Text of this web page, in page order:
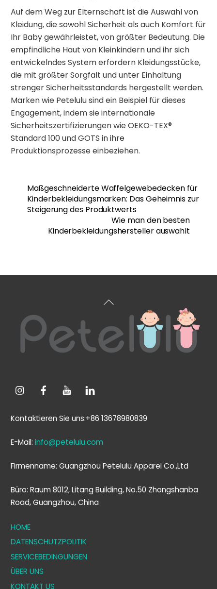
Auf dem Weg zur Elternschaft ist die Auswahl von
Kleidung, die sowohl Sicherheit als auch Komfort für
Ihr Baby gewährleistet, von größter Bedeutung. Die
empfindliche Haut von Kleinkindern und ihr sich
entwickelndes System erfordern Kleidungsstücke,
die mit größter Sorgfalt und unter Einhaltung
strenger Sicherheitsstandards hergestellt werden.
Marken wie Petelulu sind ein Beispiel für dieses
Engagement, indem sie internationale
Sicherheitszertifizierungen wie OEKO-TEX®
Standard 100 und GOTS in ihre
Produktionsprozesse einbeziehen.
Maßgeschneiderte Waffelgewebedecken für
Kinderbekleidungsmarken: Das Geheimnis zur
Steigerung des Produktwerts
Wie man den besten
Kinderbekleidungshersteller auswählt
Zurück
Anfang
Kontaktieren Sie uns:+86 13678980839
E-Mail:info@petelulu.com
Firmenname: Guangzhou Petelulu Apparel Co.,Ltd
Büro: Raum 8012, Litang Building, No.50 Zhongshanba
Road, Guangzhou, China
HOME
DATENSCHUTZPOLITIK
SERVICEBEDINGUNGEN
ÜBER UNS
KONTAKT US